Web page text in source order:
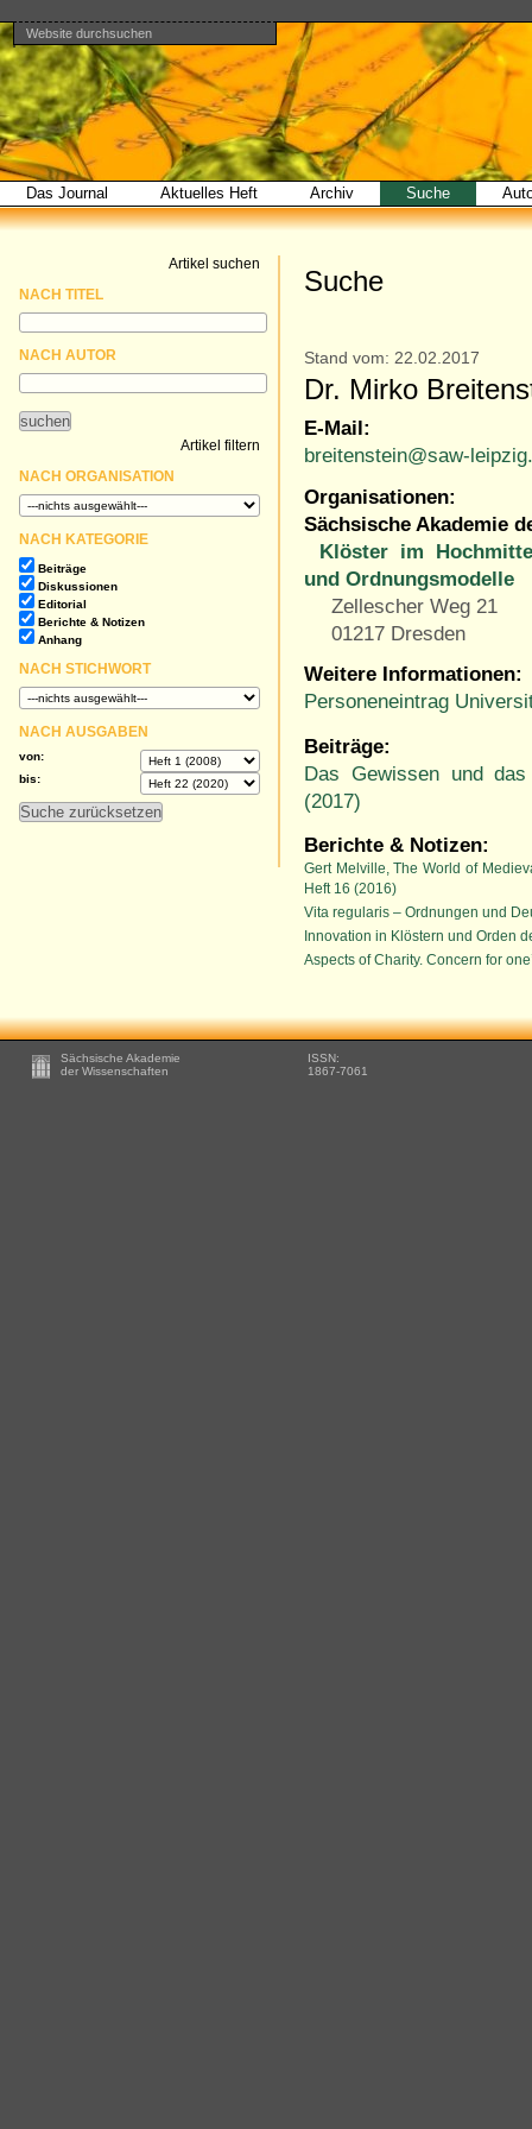
Direkt
zum
Inhalt
|
Direkt
zur
Navigation
Benutzerspezifische
Werkzeuge
Website durchsuchen
Erweiterte
Suche…
Bereiche
Das Journal Aktuelles Heft Archiv Suche
Suche
Stand vom: 22.02.2017
Dr. Mirko
E-Mail:
breitenstein@saw-
Organisationen:
Sächsische Akademie
Klöster im
und Ordnungsmodelle
Zellescher Weg 21
01217 Dresden
Weitere Informationen:
Personeneintrag
Beiträge:
Das Gewissen und
(2017)
Berichte & Notizen:
Gert Melville, The World of
Heft 16 (2016)
Vita regularis – Ordnungen und
Innovation in Klöstern und Orden
Aspects of Charity. Concern for
Artikel suchen
NACH TITEL
NACH AUTOR
Artikel filtern
NACH ORGANISATION
NACH KATEGORIE
Beiträge
Diskussionen
Editorial
Berichte & Notizen
Anhang
NACH STICHWORT
NACH AUSGABEN
von:
bis:
Footer
Sächsische Akademie
der Wissenschaften
ISSN:
1867-7061